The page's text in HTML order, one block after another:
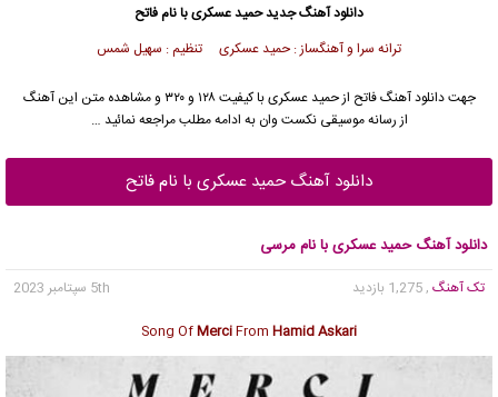
دانلود آهنگ جدیدحمید عسکریبا نام فاتح
ترانه سرا و آهنگساز : حمید عسکری تنظیم : سهیل شمس
جهت دانلود آهنگ فاتح ازحمید عسکری
با کیفیت ۱۲۸ و ۳۲۰ و مشاهده متن این آهنگ
از رسانه موسیقی نکست وان به ادامه مطلب مراجعه نمائید …
دانلود آهنگ حمید عسکری با نام فاتح
دانلود آهنگ حمید عسکری با نام مرسی
تک آهنگ , 1,275 بازدید
5th سپتامبر 2023
Song OfMerciFrom Hamid Askari